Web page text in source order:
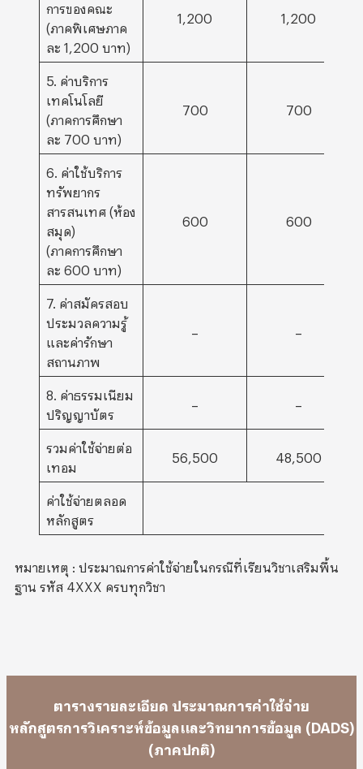
การของคณะ
(ภาคพิเศษภาค
ละ 1,200 บาท)
1,200 1,200
5. ค่าบริการ
เทคโนโลยี
(ภาคการศึกษา
ละ 700 บาท)
700 700
6. ค่าใช้บริการ
ทรัพยากร
สารสนเทศ (ห้อง
สมุด)
(ภาคการศึกษา
ละ 600 บาท)
600 600
7. ค่าสมัครสอบ
ประมวลความรู้
และค่ารักษา
สถานภาพ
8. ค่าธรรมเนียม
ปริญญาบัตร
รวมค่าใช้จ่ายต่อ
เทอม
56,500 48,500
ค่าใช้จ่ายตลอด
หลักสูตร
หมายเหตุ : ประมาณการค่าใช้จ่ายในกรณีที่เรียนวิชาเสริมพื้น
ฐาน รหัส 4XXX ครบทุกวิชา
ตารางรายละเอียด ประมาณการค่าใช้จ่าย
หลักสูตรการวิเคราะห์ข้อมูลและวิทยาการข้อมูล (DADS)
(ภาคปกติ)